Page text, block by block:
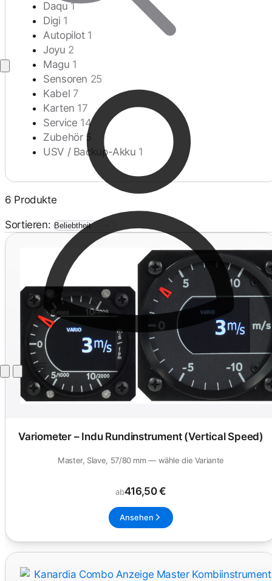
Daqu1
Digi 1
Autopilot 1
Joyu 2
Magu 1
Sensoren 25
Kabel 7
Karten 17
Service 14
Zubehör 5
USV / Backup-Akku 1
6 Produkte
Sortieren:
Variometer – Indu Rundinstrument (Vertical Speed)
Master, Slave, 57/80 mm — wähle die Variante
ab416,50 €
Ansehen